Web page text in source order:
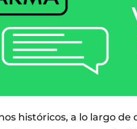
históricos, a lo largo